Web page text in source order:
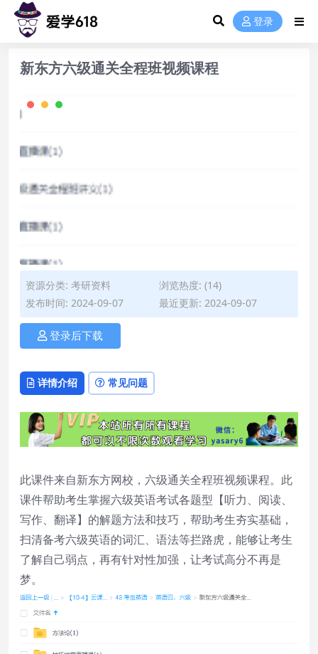
登录
新东方六级通关全程班视频课程
资源分类: 考研资料
浏览热度: (14)
发布时间: 2024-09-07
最近更新: 2024-09-07
登录后下载
详情介绍 常见问题
此课件来自新东方网校，六级通关全程班视频课程。此
课件帮助考生掌握六级英语考试各题型【听力、阅读、
写作、翻译】的解题方法和技巧，帮助考生夯实基础，
扫清备考六级英语的词汇、语法等拦路虎，能够让考生
了解自己弱点，再有针对性加强，让考试高分不再是
梦。